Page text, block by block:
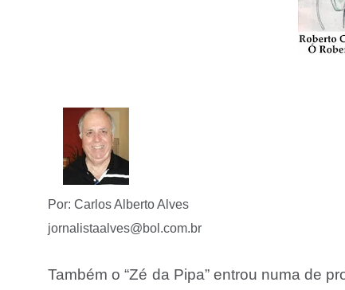
Por: Carlos Alberto Alves
jornalistaalves@bol.com.br
Também o “Zé da Pipa” entrou numa de